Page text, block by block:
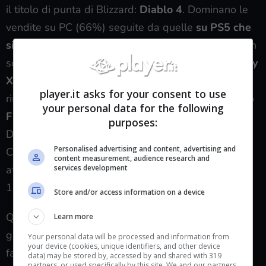
il titolo di punta di Blizzard: Diablo 4. Dominano le
vendite su PC (66%) seguite da quelle su PS5 che
si attestano al 21%
e infine da Xbox Series X|S con
solo il 9%. Successivamente abbiamo
Final Fantasy
XVI
, che ricordiamolo è un’esclusiva PS5, che è
riuscito a vendere molto bene, anche se non quanto
Final Fantasy VII Remake(il 24% in meno).
Dopodiché abbiamo anche il picchiaduro targato
Capcom
Street Fighter 6, con le vendite che si
attestanoal 51% su PS5
12% Xbox Series X|S e il 9% su PS4.
Questo successo in termini di vendite dei principali
giochi tripla sulla console di Sony è da attribuire al
fatto chea giugnosono state vendute500,700
player.it asks for your consent to use
your personal data for the following
purposes:
Personalised advertising and content, advertising and
content measurement, audience research and
services development
Store and/or access information on a device
Learn more
Your personal data will be processed and information from
your device (cookies, unique identifiers, and other device
data) may be stored by, accessed by and shared with 319